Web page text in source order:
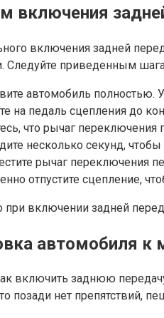
включения
включения задней
Следуйте приведенным
автомобиль полностью.
на педаль сцепления до
что рычаг переключения
несколько секунд,
рычаг переключения
отпустите сцепление,
при включении задней
автомобиля к
включить заднюю
позади нет препятствий,